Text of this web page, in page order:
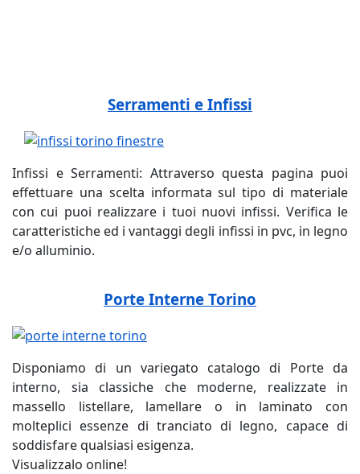
Serramenti e Infissi
Infissi e Serramenti: Attraverso questa pagina puoi
effettuare una scelta informata sul tipo di materiale
con cui puoi realizzare i tuoi nuovi infissi. Verifica le
caratteristiche ed i vantaggi degli infissi in pvc, in legno
e/o alluminio.
Porte Interne Torino
Disponiamo di un variegato catalogo di Porte da
interno, sia classiche che moderne, realizzate in
massello listellare, lamellare o in laminato con
molteplici essenze di tranciato di legno, capace di
soddisfare qualsiasi esigenza.
Visualizzalo online!